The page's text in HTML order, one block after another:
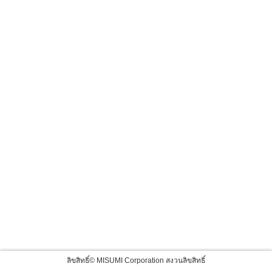
ลิขสิทธิ์© MISUMI Corporation สงวนลิขสิทธิ์